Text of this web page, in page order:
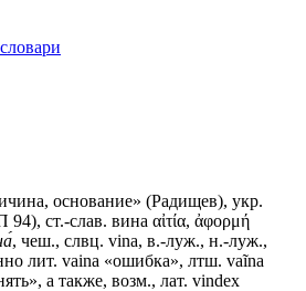
основание» (Радищев), укр.
94), ст.-слав. вина αἰτία, ἀφορμή
, чеш., слвц. vina, в.-луж., н.-луж.,
лит. vaina «ошибка», лтш. vaĩna
а также, возм., лат. vindex